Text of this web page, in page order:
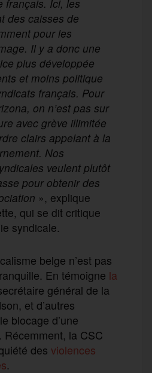
français. Ici, les
des caisses de
pour les
Il y a donc une
plus développée
et moins politique
français. Pour
on n’est pas sur
avec grève illimitée
clairs appelant à la
Nos
veulent plutôt
pour obtenir des
», explique
qui se dit critique
syndicale.
belge n’est pas
En témoigne la
général de la
et d’autres
blocage d’une
la CSC
des violences
.